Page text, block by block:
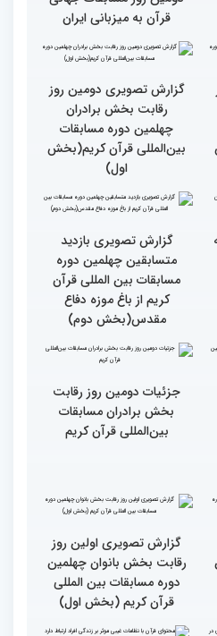
استقبال بی‌نظیر کودکان و
نوجوانان/ نگاهی به حواشی
دومین روز مسابقات جهانی
قرآن به میزبانی ایران
رقابت بخش برادران
چهلمین دوره مسابقات
بین‌المللی قرآن کریم(بخش
اول)
متسابقین چهلمین دوره
مسابقات بین المللی قرآن
کریم از باغ موزه دفاع
بخش برادران مسابقات
بین‌المللی قرآن کریم